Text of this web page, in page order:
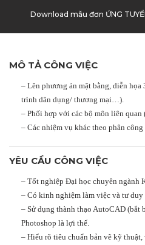
Download mẫu đơn ỨNG
MÔ TẢ CÔNG VIỆC
– Lên phương án mặt bằng, diễn
trình dân dụng/ thương mại…).
– Phối hợp với các bộ môn liên quan
– Các nhiệm vụ khác theo phân
YÊU CẦU CÔNG VIỆC
– Tốt nghiệp Đại học chuyên ngành
– Có kinh nghiệm làm việc và tư
– Sử dụng thành thạo AutoCAD (bắt
Photoshop là lợi thế.
– Hiểu rõ tiêu chuẩn bản vẽ kỹ